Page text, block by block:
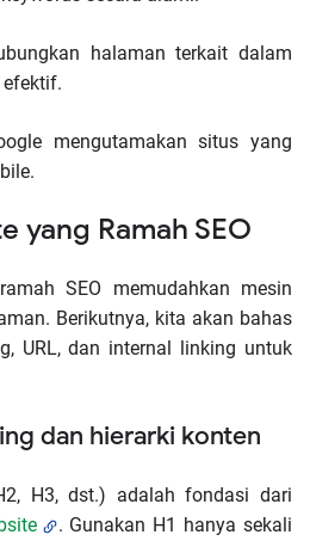
halaman terkait dalam
mengutamakan situs yang
yang Ramah SEO
SEO memudahkan mesin
Berikutnya, kita akan bahas
URL, dan internal linking untuk
dan hierarki konten
H3, dst.) adalah fondasi dari
. Gunakan H1 hanya sekali